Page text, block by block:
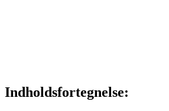
Indholdsfortegnelse: